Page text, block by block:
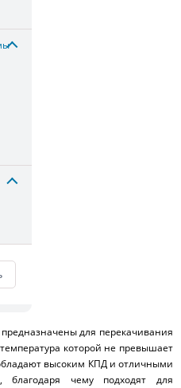
для перекачивания
которой не превышает
высоким КПД и отличными
благодаря чему подходят для